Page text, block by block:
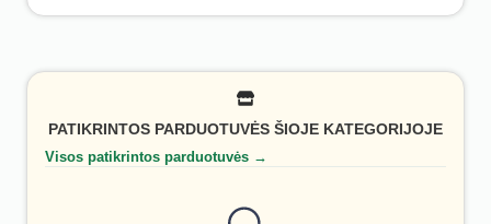
PATIKRINTOS PARDUOTUVĖS ŠIOJE KATEGORIJOJE
Visos patikrintos parduotuvės →